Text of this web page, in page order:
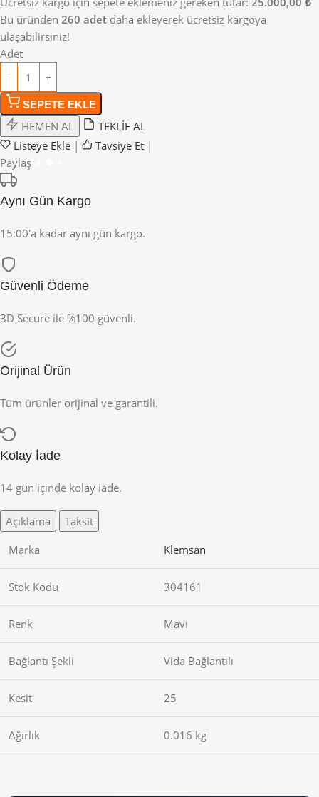
Bu üründen 260 adet daha ekleyerek ücretsiz kargoya
ulaşabilirsiniz!
Adet
SEPETE EKLE
HEMEN AL
TEKLİF AL
Listeye Ekle | Tavsiye Et |
Paylaş
Aynı Gün Kargo
15:00'a kadar aynı gün kargo.
Güvenli Ödeme
3D Secure ile %100 güvenli.
Orijinal Ürün
Tüm ürünler orijinal ve garantili.
Kolay İade
14 gün içinde kolay iade.
Açıklama
Taksit
Marka
Klemsan
Stok Kodu 304161
Renk Mavi
Bağlantı Şekli Vida Bağlantılı
Kesit 25
Ağırlık 0.016 kg